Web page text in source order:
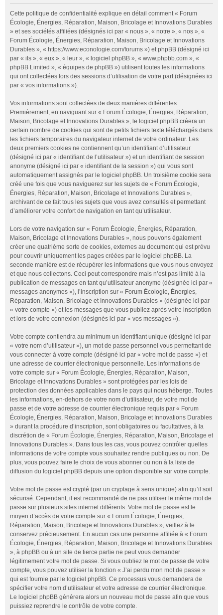
Cette politique de confidentialité explique en détail comment « Forum
Écologie, Énergies, Réparation, Maison, Bricolage et Innovations Durables
» et ses sociétés affiliées (désignés ici par « nous », « notre », « nos », «
Forum Écologie, Énergies, Réparation, Maison, Bricolage et Innovations
Durables », « https://www.econologie.com/forums ») et phpBB (désigné ici
par « ils », « eux », « leur », « logiciel phpBB », « www.phpbb.com », «
phpBB Limited », « équipes de phpBB ») utilisent toutes les informations
qui ont collectées lors des sessions d’utilisation de votre part (désignées ici
par « vos informations »).
Vos informations sont collectées de deux manières différentes.
Premièrement, en naviguant sur « Forum Écologie, Énergies, Réparation,
Maison, Bricolage et Innovations Durables », le logiciel phpBB créera un
certain nombre de cookies qui sont de petits fichiers texte téléchargés dans
les fichiers temporaires du navigateur internet de votre ordinateur. Les
deux premiers cookies ne contiennent qu’un identifiant d’utilisateur
(désigné ici par « identifiant de l’utilisateur ») et un identifiant de session
anonyme (désigné ici par « identifiant de la session ») qui vous sont
automatiquement assignés par le logiciel phpBB. Un troisième cookie sera
créé une fois que vous naviguerez sur les sujets de « Forum Écologie,
Énergies, Réparation, Maison, Bricolage et Innovations Durables »,
archivant de ce fait tous les sujets que vous avez consultés et permettant
d’améliorer votre confort de navigation en tant qu’utilisateur.
Lors de votre navigation sur « Forum Écologie, Énergies, Réparation,
Maison, Bricolage et Innovations Durables », nous pouvons également
créer une quatrième sorte de cookies, externes au document qui est prévu
pour couvrir uniquement les pages créées par le logiciel phpBB. La
seconde manière est de récupérer les informations que vous nous envoyez
et que nous collectons. Ceci peut correspondre mais n’est pas limité à la
publication de messages en tant qu’utilisateur anonyme (désignée ici par «
messages anonymes »), l’inscription sur « Forum Écologie, Énergies,
Réparation, Maison, Bricolage et Innovations Durables » (désignée ici par
« votre compte ») et les messages que vous publiez après votre inscription
et lors de votre connexion (désignés ici par « vos messages »).
Votre compte contiendra au minimum un identifiant unique (désigné ici par
« votre nom d’utilisateur »), un mot de passe personnel vous permettant de
vous connecter à votre compte (désigné ici par « votre mot de passe ») et
une adresse de courrier électronique personnelle. Les informations de
votre compte sur « Forum Écologie, Énergies, Réparation, Maison,
Bricolage et Innovations Durables » sont protégées par les lois de
protection des données applicables dans le pays qui nous héberge. Toutes
les informations, en-dehors de votre nom d’utilisateur, de votre mot de
passe et de votre adresse de courrier électronique requis par « Forum
Écologie, Énergies, Réparation, Maison, Bricolage et Innovations Durables
» durant la procédure d’inscription, sont obligatoires ou facultatives, à la
discrétion de « Forum Écologie, Énergies, Réparation, Maison, Bricolage et
Innovations Durables ». Dans tous les cas, vous pouvez contrôler quelles
informations de votre compte vous souhaitez rendre publiques ou non. De
plus, vous pouvez faire le choix de vous abonner ou non à la liste de
diffusion du logiciel phpBB depuis une option disponible sur votre compte.
Votre mot de passe est crypté (par un cryptage à sens unique) afin qu’il soit
sécurisé. Cependant, il est recommandé de ne pas utiliser le même mot de
passe sur plusieurs sites internet différents. Votre mot de passe est le
moyen d’accès de votre compte sur « Forum Écologie, Énergies,
Réparation, Maison, Bricolage et Innovations Durables », veillez à le
conservez précieusement. En aucun cas une personne affiliée à « Forum
Écologie, Énergies, Réparation, Maison, Bricolage et Innovations Durables
», à phpBB ou à un site de tierce partie ne peut vous demander
légitimement votre mot de passe. Si vous oubliez le mot de passe de votre
compte, vous pouvez utiliser la fonction « J’ai perdu mon mot de passe »
qui est fournie par le logiciel phpBB. Ce processus vous demandera de
spécifier votre nom d’utilisateur et votre adresse de courrier électronique.
Le logiciel phpBB générera alors un nouveau mot de passe afin que vous
puissiez reprendre le contrôle de votre compte.